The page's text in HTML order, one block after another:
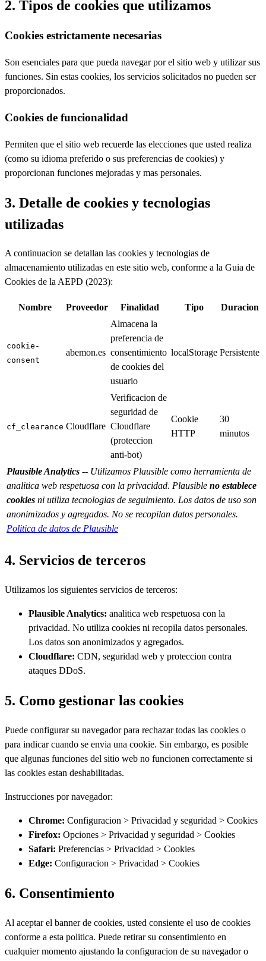
2. Tipos de cookies que utilizamos
Cookies estrictamente necesarias
Son esenciales para que pueda navegar por el sitio web y utilizar sus
funciones. Sin estas cookies, los servicios solicitados no pueden ser
proporcionados.
Cookies de funcionalidad
Permiten que el sitio web recuerde las elecciones que usted realiza
(como su idioma preferido o sus preferencias de cookies) y
proporcionan funciones mejoradas y mas personales.
3. Detalle de cookies y tecnologias
utilizadas
A continuacion se detallan las cookies y tecnologias de
almacenamiento utilizadas en este sitio web, conforme a la Guia de
Cookies de la AEPD (2023):
Nombre Proveedor Finalidad Tipo Duracion
cookie-
consent
abemon.es
Almacena la
preferencia de
consentimiento
de cookies del
usuario
localStorage Persistente
cf_clearance Cloudflare
Verificacion de
seguridad de
Cloudflare
(proteccion
anti-bot)
Cookie
HTTP
30
minutos
Plausible Analytics -- Utilizamos Plausible como herramienta de
analitica web respetuosa con la privacidad. Plausible no establece
cookies ni utiliza tecnologias de seguimiento. Los datos de uso son
anonimizados y agregados. No se recopilan datos personales.
Politica de datos de Plausible
4. Servicios de terceros
Utilizamos los siguientes servicios de terceros:
Plausible Analytics: analitica web respetuosa con la
privacidad. No utiliza cookies ni recopila datos personales.
Los datos son anonimizados y agregados.
Cloudflare: CDN, seguridad web y proteccion contra
ataques DDoS.
5. Como gestionar las cookies
Puede configurar su navegador para rechazar todas las cookies o
para indicar cuando se envia una cookie. Sin embargo, es posible
que algunas funciones del sitio web no funcionen correctamente si
las cookies estan deshabilitadas.
Instrucciones por navegador:
Chrome: Configuracion > Privacidad y seguridad > Cookies
Firefox: Opciones > Privacidad y seguridad > Cookies
Safari: Preferencias > Privacidad > Cookies
Edge: Configuracion > Privacidad > Cookies
6. Consentimiento
Al aceptar el banner de cookies, usted consiente el uso de cookies
conforme a esta politica. Puede retirar su consentimiento en
cualquier momento ajustando la configuracion de su navegador o